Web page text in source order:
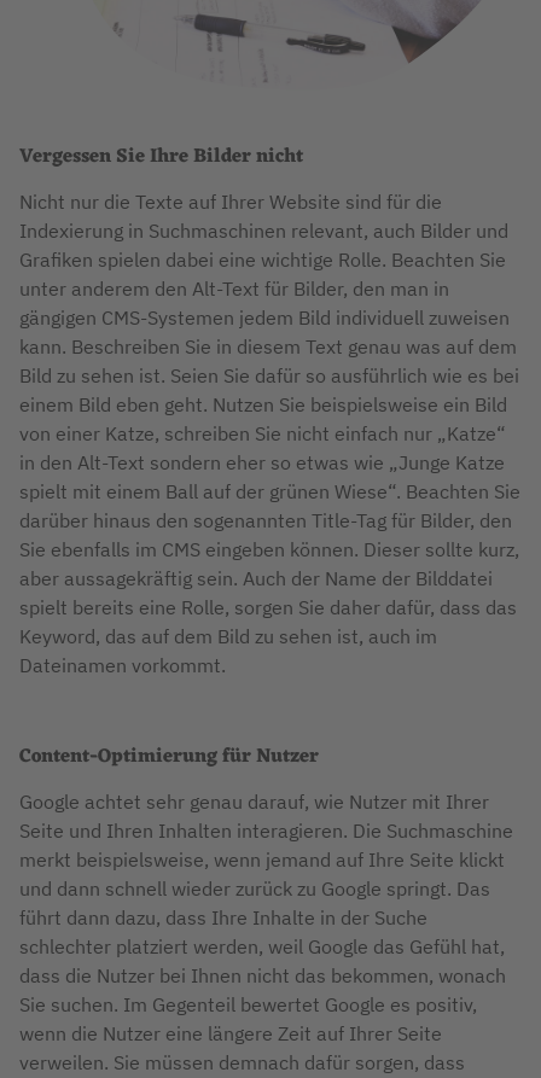
Vergessen Sie Ihre Bilder nicht
Nicht nur die Texte auf Ihrer Website sind für die
Indexierung in Suchmaschinen relevant, auch Bilder und
Grafiken spielen dabei eine wichtige Rolle. Beachten Sie
unter anderem den Alt-Text für Bilder, den man in
gängigen CMS-Systemen jedem Bild individuell zuweisen
kann. Beschreiben Sie in diesem Text genau was auf dem
Bild zu sehen ist. Seien Sie dafür so ausführlich wie es bei
einem Bild eben geht. Nutzen Sie beispielsweise ein Bild
von einer Katze, schreiben Sie nicht einfach nur „Katze“
in den Alt-Text sondern eher so etwas wie „Junge Katze
spielt mit einem Ball auf der grünen Wiese“. Beachten Sie
darüber hinaus den sogenannten Title-Tag für Bilder, den
Sie ebenfalls im CMS eingeben können. Dieser sollte kurz,
aber aussagekräftig sein. Auch der Name der Bilddatei
spielt bereits eine Rolle, sorgen Sie daher dafür, dass das
Keyword, das auf dem Bild zu sehen ist, auch im
Dateinamen vorkommt.
Content-Optimierung für Nutzer
Google achtet sehr genau darauf, wie Nutzer mit Ihrer
Seite und Ihren Inhalten interagieren. Die Suchmaschine
merkt beispielsweise, wenn jemand auf Ihre Seite klickt
und dann schnell wieder zurück zu Google springt. Das
führt dann dazu, dass Ihre Inhalte in der Suche
schlechter platziert werden, weil Google das Gefühl hat,
dass die Nutzer bei Ihnen nicht das bekommen, wonach
Sie suchen. Im Gegenteil bewertet Google es positiv,
wenn die Nutzer eine längere Zeit auf Ihrer Seite
verweilen. Sie müssen demnach dafür sorgen, dass